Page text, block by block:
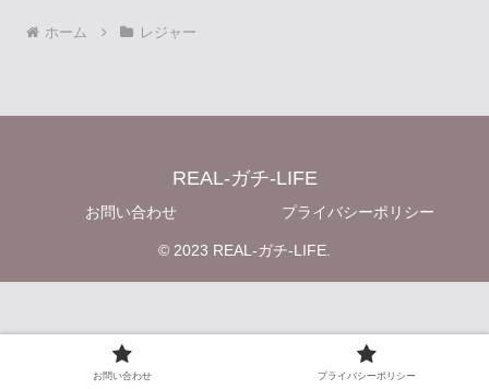
ホーム レジャー
REAL-ガチ-LIFE
お問い合わせ プライバシーポリシー
© 2023 REAL-ガチ-LIFE.
お問い合わせ プライバシーポリシー